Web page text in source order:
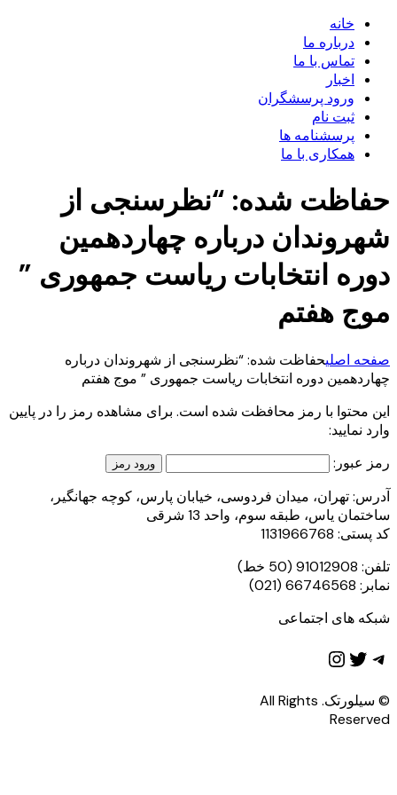
خانه
درباره ما
تماس با ما
اخبار
ورود پرسشگران
ثبت نام
پرسشنامه ها
همکاری با ما
حفاظت شده: “نظرسنجی از
شهروندان درباره چهاردهمین
دوره انتخابات ریاست جمهوری ”
موج هفتم
صفحه اصلیحفاظت شده: “نظرسنجی از شهروندان درباره
چهاردهمین دوره انتخابات ریاست جمهوری ” موج هفتم
این محتوا با رمز محافظت شده است. برای مشاهده رمز را در پایین
وارد نمایید:
رمز عبور:
آدرس: تهران، میدان فردوسی، خیابان پارس، کوچه جهانگیر،
ساختمان یاس، طبقه سوم، واحد 13 شرقی
کد پستی: 1131966768
تلفن: 91012908 (50 خط)
نمابر: 66746568 (021)
شبکه های اجتماعی
تلگرام
توییتراینستاگرم
© سیلورتک. All Rights
Reserved